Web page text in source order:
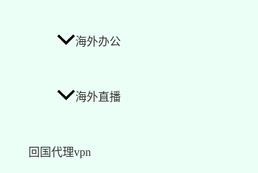
海外办公
海外直播
回国代理vpn